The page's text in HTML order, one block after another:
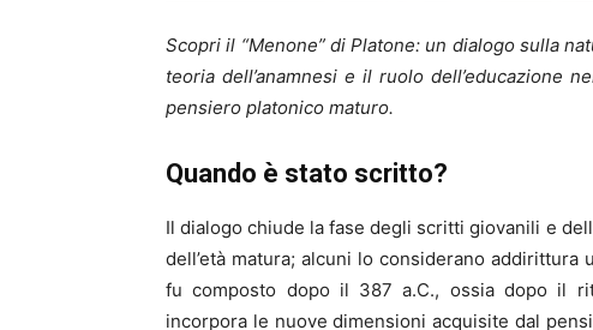
Scopri il “Menone” di Platone: un dialogo sulla
teoria dell’anamnesi e il ruolo dell’educazione
pensiero platonico maturo.
Quando è stato scritto?
Il dialogo chiude la fase degli scritti giovanili e
dell’età matura; alcuni lo considerano
fu composto dopo il 387 a.C., ossia dopo il
incorpora le nuove dimensioni acquisite dal